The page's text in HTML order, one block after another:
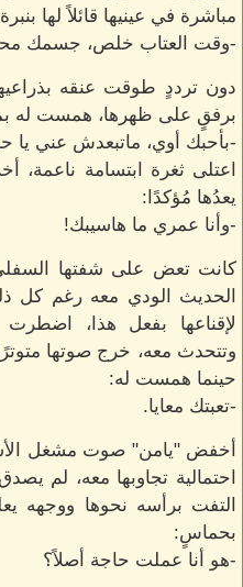
مباشرة في عينيها قائلاً لها
-وقت العتاب خلص، جسمك
دون ترددٍ طوقت عنقه
برفقٍ على ظهرها، همست له
-بأحبك أوي، ماتبعدش عني يا
اعتلى ثغرة ابتسامة ناعمة،
يعدُها مُؤكدًا:
-وأنا عمري ما هاسيبك!
كانت تعض على شفتها
الحديث الودي معه رغم كل
لإقناعها بفعل هذا،
وتتحدث معه، خرج صوتها
حينما همست له:
-تعبتك معايا.
أخفض "يامن" صوت مشغل
احتمالية تجاوبها معه، لم
التفت برأسه نحوها ووجهه
بحماسٍ:
-هو أنا عملت حاجة أصلاً؟